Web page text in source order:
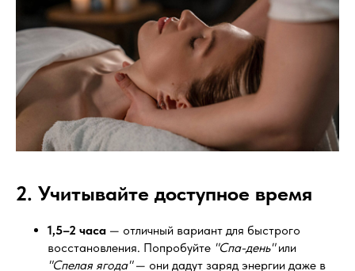
2. Учитывайте доступное время
1,5–2 часа — отличный вариант для быстрого
восстановления. Попробуйте "Спа-день"или
"Спелая ягода"— они дадут заряд энергии даже в